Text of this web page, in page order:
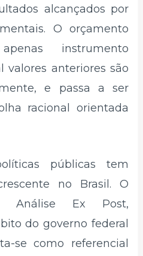
alcançados por
O orçamento
instrumento
valores anteriores são
e passa a ser
racional orientada
públicas tem
no Brasil. O
Análise Ex Post,
do governo federal
se como referencial